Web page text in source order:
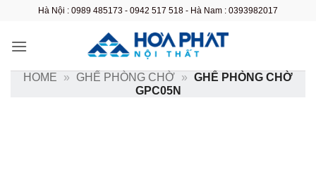
nội
Hà Nội : 0989 485173 - 0942 517 518 - Hà Nam : 0393982017
HOME » GHẾ PHÒNG CHỜ » GHẾ PHÒNG CHỜ
GPC05N